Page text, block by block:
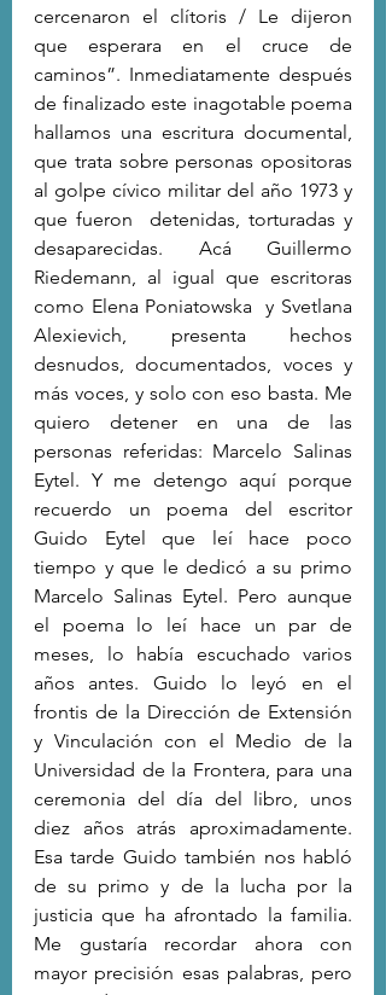
cercenaron el clítoris / Le dijeron
que esperara en el cruce de
caminos”. Inmediatamente después
de finalizado este inagotable poema
hallamos una escritura documental,
que trata sobre personas opositoras
al golpe cívico militar del año 1973 y
que fueron  detenidas, torturadas y
desaparecidas. Acá Guillermo
Riedemann, al igual que escritoras
como Elena Poniatowska  y Svetlana
Alexievich, presenta hechos
desnudos, documentados, voces y
más voces, y solo con eso basta. Me
quiero detener en una de las
personas referidas: Marcelo Salinas
Eytel. Y me detengo aquí porque
recuerdo un poema del escritor
Guido Eytel que leí hace poco
tiempo y que le dedicó a su primo
Marcelo Salinas Eytel. Pero aunque
el poema lo leí hace un par de
meses, lo había escuchado varios
años antes. Guido lo leyó en el
frontis de la Dirección de Extensión
y Vinculación con el Medio de la
Universidad de la Frontera, para una
ceremonia del día del libro, unos
diez años atrás aproximadamente.
Esa tarde Guido también nos habló
de su primo y de la lucha por la
justicia que ha afrontado la familia.
Me gustaría recordar ahora con
mayor precisión esas palabras, pero